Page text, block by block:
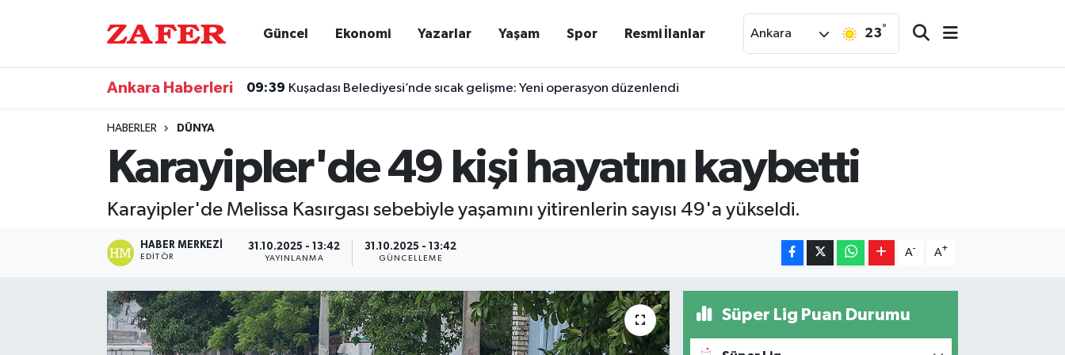
Güncel Ekonomi Yazarlar Yaşam Spor Resmi İlanlar Ankara 23°
Ankara Haberleri 09:39 Kuşadası Belediyesi’nde sıcak gelişme: Yeni operasyon düzenlendi
HABERLER DÜNYA
Karayipler'de 49 kişi hayatını kaybetti
Karayipler'de Melissa Kasırgası sebebiyle yaşamını yitirenlerin sayısı 49'a yükseldi.
HABER MERKEZI
EDITÖR
31.10.2025 - 13:42
YAYINLANMA
31.10.2025 - 13:42
GÜNCELLEME
A- A+
Süper Lig Puan Durumu
Trafik Durumu
Süper Lig Puan Durumu ve Fikstür
Tüm Manşetler
Son Dakika Haberleri
Haber Arşivi